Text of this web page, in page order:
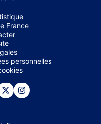
France
personnelles